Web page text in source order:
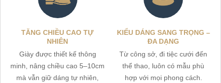
TĂNG CHIỀU CAO TỰ
NHIÊN
Giày được thiết kế thông
minh, nâng chiều cao 5–10cm
mà vẫn giữ dáng tự nhiên,
KIỂU DÁNG SANG TRỌNG –
ĐA DẠNG
Từ công sở, đi tiệc cưới đến
thể thao, luôn có mẫu phù
hợp với mọi phong cách.